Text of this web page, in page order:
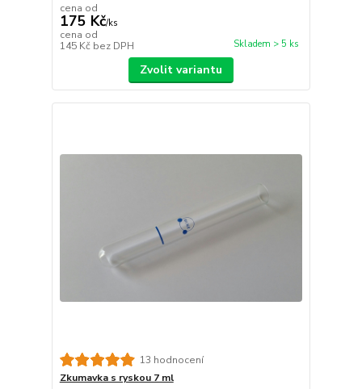
cena od
175 Kč/ks
cena od
145 Kč bez DPH Skladem > 5 ks
Zvolit variantu
13 hodnocení
Zkumavka s ryskou 7 ml